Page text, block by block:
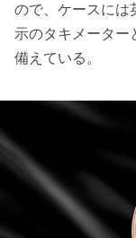
ので、ケースには
示のタキメーター
備えている。